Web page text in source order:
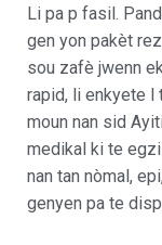
Li pa p fasil.
gen yon pakèt
sou zafè jwenn
rapid, li enkyete l
moun nan sid
medikal ki te
nan tan nòmal,
genyen pa te